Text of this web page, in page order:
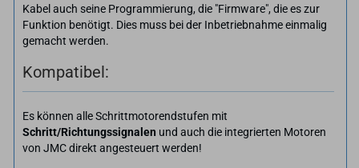
Kabel auch seine Programmierung, die "Firmware", die es zur
Funktion benötigt. Dies muss bei der Inbetriebnahme einmalig
gemacht werden.
Kompatibel:
Es können alle Schrittmotorendstufen mit
Schritt/Richtungssignalen und auch die integrierten Motoren
von JMC direkt angesteuert werden!